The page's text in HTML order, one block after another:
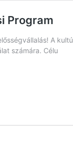
Program
A
számára. Célu